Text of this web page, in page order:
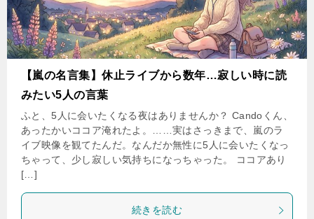
【嵐の名言集】休止ライブから数年…寂しい時に読
みたい5人の言葉
ふと、5人に会いたくなる夜はありませんか？ Candoくん、
あったかいココア淹れたよ。……実はさっきまで、嵐のラ
イブ映像を観てたんだ。なんだか無性に5人に会いたくなっ
ちゃって、少し寂しい気持ちになっちゃった。 ココアあり
[…]
続きを読む